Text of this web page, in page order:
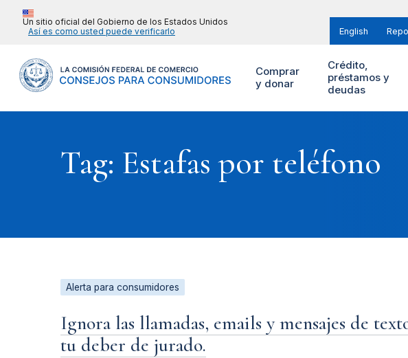
Un sitio oficial del Gobierno de los Estados Unidos
Así es como usted puede verificarlo
English
Comprar
y donar
Crédito,
préstamos y
deudas
Tag: Estafas por teléfono
Alerta para consumidores
Ignora las llamadas, emails y mensajes de
tu deber de jurado.